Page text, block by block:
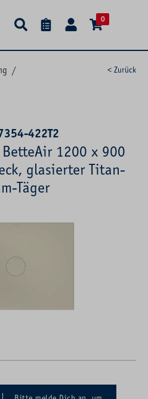
0
/
< Zurück
422T2
1200 x 900
glasierter Titan-
Täger